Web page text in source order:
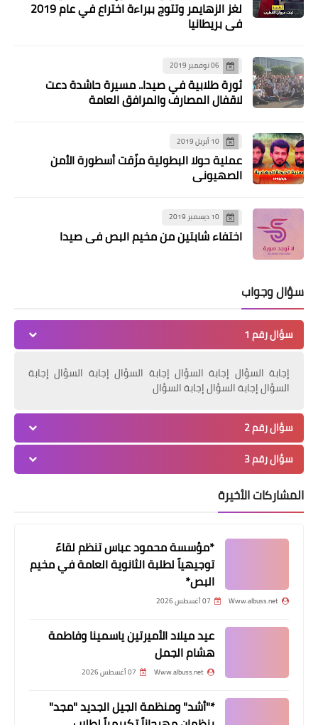
البطش يلتقي بشور في بيروت
أخبار متنوعة
وفد من "فتح" زار منزل الأسير يحيى
سكاف في طرابلس
امطار غزيرة تلحق اضرارا جسيمة بمطعم
في صور
لغز الزهايمر وتتوج ببراءة اختراع في عام 2019
في بريطانيا
06 نوفمبر 2019
ثورة طلابية في صيدا.. مسيرة حاشدة دعت
لاقفال المصارف والمرافق العامة
10 أبريل 2019
عملية حولا البطولية مزّقت أسطورة الأمن
الصهيوني
10 ديسمبر 2019
اختفاء شابتين من مخيم البص في صيدا
سؤال وجواب
سؤال رقم 1
إجابة السؤال إجابة السؤال إجابة السؤال إجابة السؤال إجابة
السؤال إجابة السؤال إجابة السؤال
سؤال رقم 2
سؤال رقم 3
المشاركات الأخيرة
*مؤسسة محمود عباس تنظم لقاءً
توجيهياً لطلبة الثانوية العامة في مخيم
البص*
Www.albuss.net 07 أغسطس 2026
عيد ميلاد الأميرتين ياسمينا وفاطمة
هشام الجمل
Www.albuss.net 07 أغسطس 2026
*"أشد" ومنظمة الجيل الجديد "مجد"